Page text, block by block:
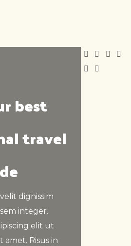
best
travel
dignissim
integer.
elit ut
amet. Risus in